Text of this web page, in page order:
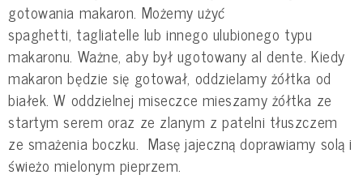
gotowania makaron. Możemy użyć
spaghetti, tagliatelle lub innego ulubionego typu
makaronu. Ważne, aby był ugotowany al dente. Kiedy
makaron będzie się gotował, oddzielamy żółtka od
białek. W oddzielnej miseczce mieszamy żółtka ze
startym serem oraz ze zlanym z patelni tłuszczem
ze smażenia boczku. Masę jajeczną doprawiamy solą i
świeżo mielonym pieprzem.